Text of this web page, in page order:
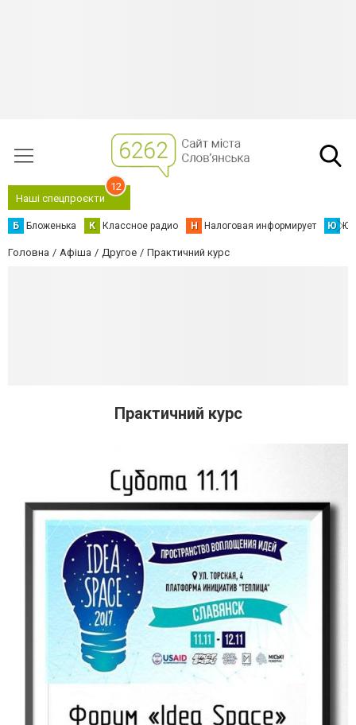
Наші спецпроєкти
12
Б Бложенька К Классное радио Н Налоговая информирует Ю
Головна Афіша Другое Практичний курс
Практичний курс